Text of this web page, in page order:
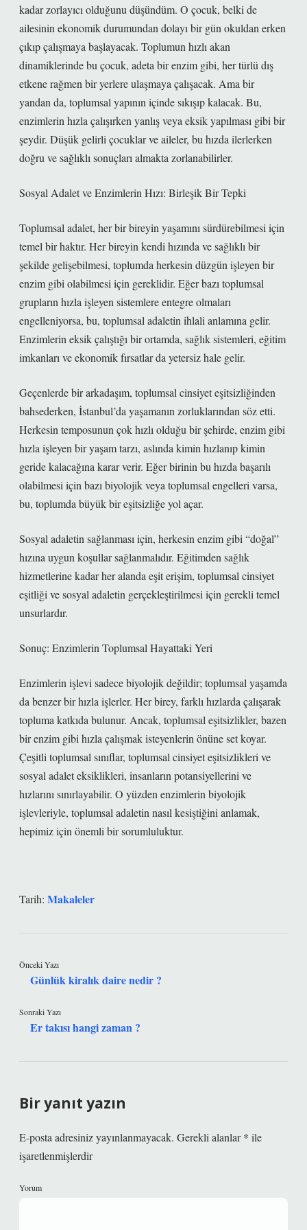
kadar zorlayıcı olduğunu düşündüm. O çocuk, belki de
ailesinin ekonomik durumundan dolayı bir gün okuldan erken
çıkıp çalışmaya başlayacak. Toplumun hızlı akan
dinamiklerinde bu çocuk, adeta bir enzim gibi, her türlü dış
etkene rağmen bir yerlere ulaşmaya çalışacak. Ama bir
yandan da, toplumsal yapının içinde sıkışıp kalacak. Bu,
enzimlerin hızla çalışırken yanlış veya eksik yapılması gibi bir
şeydir. Düşük gelirli çocuklar ve aileler, bu hızda ilerlerken
doğru ve sağlıklı sonuçları almakta zorlanabilirler.
Sosyal Adalet ve Enzimlerin Hızı: Birleşik Bir Tepki
Toplumsal adalet, her bir bireyin yaşamını sürdürebilmesi için
temel bir haktır. Her bireyin kendi hızında ve sağlıklı bir
şekilde gelişebilmesi, toplumda herkesin düzgün işleyen bir
enzim gibi olabilmesi için gereklidir. Eğer bazı toplumsal
grupların hızla işleyen sistemlere entegre olmaları
engelleniyorsa, bu, toplumsal adaletin ihlali anlamına gelir.
Enzimlerin eksik çalıştığı bir ortamda, sağlık sistemleri, eğitim
imkanları ve ekonomik fırsatlar da yetersiz hale gelir.
Geçenlerde bir arkadaşım, toplumsal cinsiyet eşitsizliğinden
bahsederken, İstanbul’da yaşamanın zorluklarından söz etti.
Herkesin temposunun çok hızlı olduğu bir şehirde, enzim gibi
hızla işleyen bir yaşam tarzı, aslında kimin hızlanıp kimin
geride kalacağına karar verir. Eğer birinin bu hızda başarılı
olabilmesi için bazı biyolojik veya toplumsal engelleri varsa,
bu, toplumda büyük bir eşitsizliğe yol açar.
Sosyal adaletin sağlanması için, herkesin enzim gibi “doğal”
hızına uygun koşullar sağlanmalıdır. Eğitimden sağlık
hizmetlerine kadar her alanda eşit erişim, toplumsal cinsiyet
eşitliği ve sosyal adaletin gerçekleştirilmesi için gerekli temel
unsurlardır.
Sonuç: Enzimlerin Toplumsal Hayattaki Yeri
Enzimlerin işlevi sadece biyolojik değildir; toplumsal yaşamda
da benzer bir hızla işlerler. Her birey, farklı hızlarda çalışarak
topluma katkıda bulunur. Ancak, toplumsal eşitsizlikler, bazen
bir enzim gibi hızla çalışmak isteyenlerin önüne set koyar.
Çeşitli toplumsal sınıflar, toplumsal cinsiyet eşitsizlikleri ve
sosyal adalet eksiklikleri, insanların potansiyellerini ve
hızlarını sınırlayabilir. O yüzden enzimlerin biyolojik
işlevleriyle, toplumsal adaletin nasıl kesiştiğini anlamak,
hepimiz için önemli bir sorumluluktur.
Tarih: Makaleler
Önceki Yazı
Günlük kiralık daire nedir ?
Sonraki Yazı
Er takısı hangi zaman ?
Bir yanıt yazın
E-posta adresiniz yayınlanmayacak. Gerekli alanlar* ile
işaretlenmişlerdir
Yorum